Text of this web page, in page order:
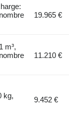
19.965 €
m³,
11.210 €
kg,
9.452 €